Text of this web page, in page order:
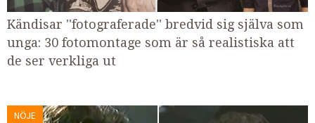
Kändisar ''fotograferade'' bredvid sig själva som
unga: 30 fotomontage som är så realistiska att
de ser verkliga ut
NÖJE